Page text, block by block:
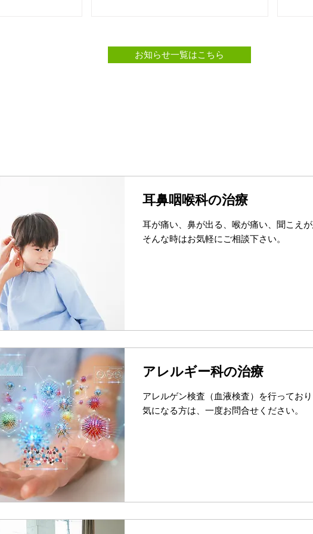
お知らせ一覧はこちら
耳鼻咽喉科の治療
耳が痛い、鼻が出る、喉が痛い、聞こえ
そんな時はお気軽にご相談下さい。
アレルギー科の治療
アレルゲン検査（血液検査）を行ってお
気になる方は、一度お問合せください。